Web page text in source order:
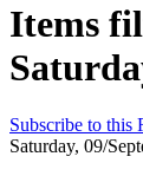
Items
Subscribe to this
Saturday, 09/